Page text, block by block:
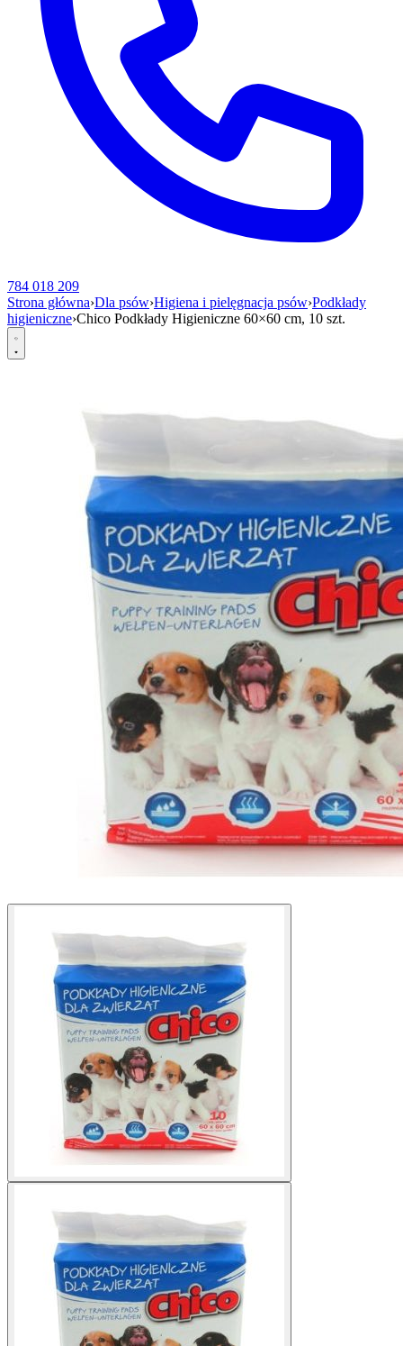
784 018 209
Strona główna›Dla psów›Higiena i pielęgnacja psów›Podkłady
higieniczne›Chico Podkłady Higieniczne 60×60 cm, 10 szt.